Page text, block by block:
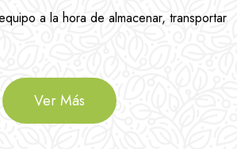
a la hora de almacenar, transportar
Ver Más